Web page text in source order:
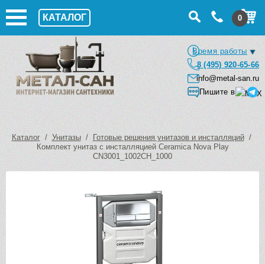
КАТАЛОГ 0
Время работы
8 (495) 920-65-66
info@metal-san.ru
Пишите в
Каталог/ Унитазы/ Готовые решения унитазов и инсталляций/
Комплект унитаз с инсталляцией Ceramica Nova Play
CN3001_1002CH_1000